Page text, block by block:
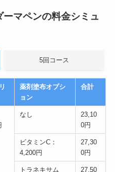
マペンの料金シミュ
5回コース
薬剤塗布オプシ
ョン
合計
なし
23,10
0円
ビタミンC：
4,200円
27,30
0円
トラネキサム 27,50